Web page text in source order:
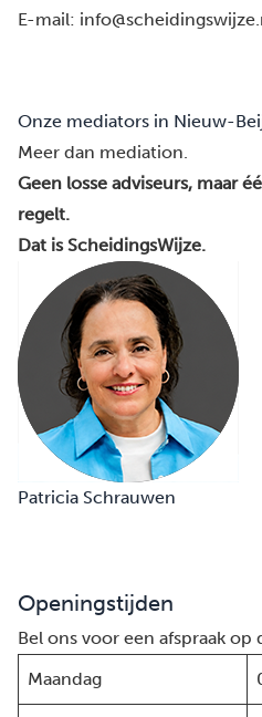
E-mail:
Onze mediators in Nieuw-
Meer dan mediation.
Geen losse adviseurs, maar
regelt.
Dat is ScheidingsWijze.
Patricia Schrauwen
Openingstijden
Bel ons voor een afspraak
Maandag